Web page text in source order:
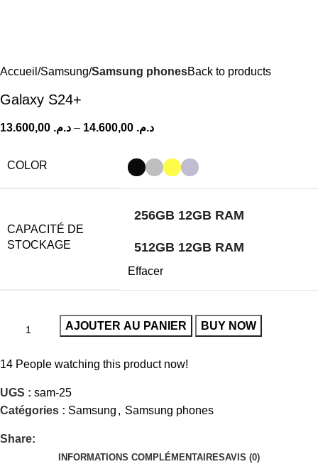
Accueil Samsung Samsung phonesBack to products
Galaxy S24+
د.م. – د.م.
COLOR
CAPACITÉ DE
STOCKAGE
256GB 12GB RAM
512GB 12GB RAM
Effacer
AJOUTER AU PANIER BUY NOW
14 People watching this product now!
UGS : sam-25
Catégories : Samsung , Samsung phones
Share:
INFORMATIONS COMPLÉMENTAIRESAVIS (0)